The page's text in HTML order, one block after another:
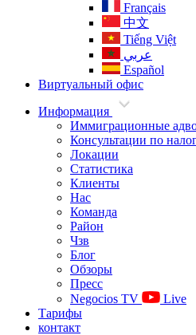
Français
中文
Tiếng Việt
عربي
Español
Виртуальный офис
Информация
Иммиграционные
Консультации по
Локации
Статистика
Клиенты
Нас
Команда
Район
Чзв
Блог
Обзоры
Пресс
Negocios TV
Live
Тарифы
контакт